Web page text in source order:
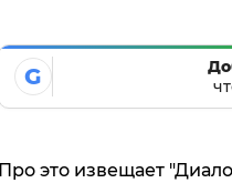
G
Про это извещает